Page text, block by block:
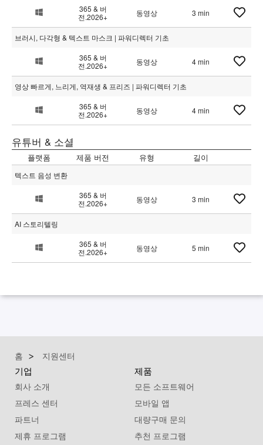
365 & 버
전.2026+
동영상 3 min
브러시, 다각형 & 텍스트 마스크 | 파워디렉터 기초
365 & 버
전.2026+
동영상 4 min
영상 빠르게, 느리게, 역재생 & 프리즈 | 파워디렉터 기초
365 & 버
전.2026+
동영상 4 min
유튜버 & 소셜
플랫폼 제품 버전 유형 길이
텍스트 음성 변환
365 & 버
전.2026+
동영상 3 min
AI 스토리텔링
365 & 버
전.2026+
동영상 5 min
홈 지원센터
기업
회사 소개
프레스 센터
파트너
제휴 프로그램
제품
모든 소프트웨어
모바일 앱
대량구매 문의
추천 프로그램